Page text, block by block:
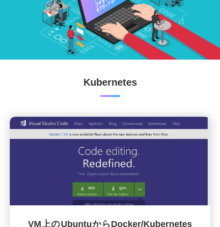
Kubernetes
VM上のUbuntuからDocker/Kubernetes